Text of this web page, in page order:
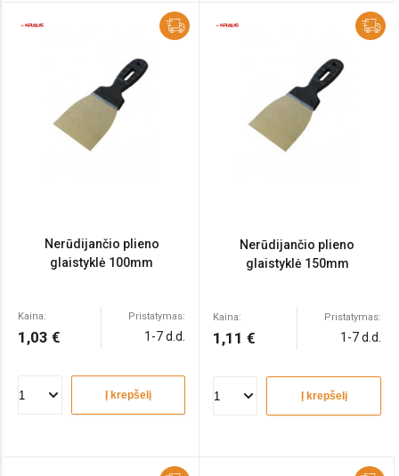
Nerūdijančio plieno
glaistyklė 100mm
Kaina:
1,03 €
Pristatymas:
1-7 d.d.
Į krepšelį
Nerūdijančio plieno
glaistyklė 150mm
Kaina:
1,11 €
Pristatymas:
1-7 d.d.
Į krepšelį